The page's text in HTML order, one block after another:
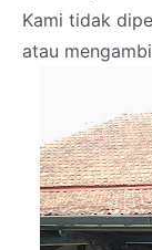
Kami tidak
atau